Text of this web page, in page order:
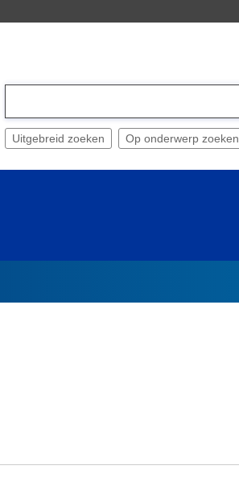
Uitgebreid zoeken Op onderwerp zoeken